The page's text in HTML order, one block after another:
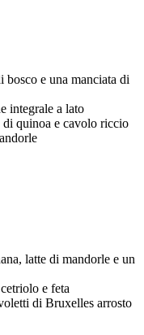
e una manciata di
integrale a lato
quinoa e cavolo riccio
latte di mandorle e un
e feta
di Bruxelles arrosto